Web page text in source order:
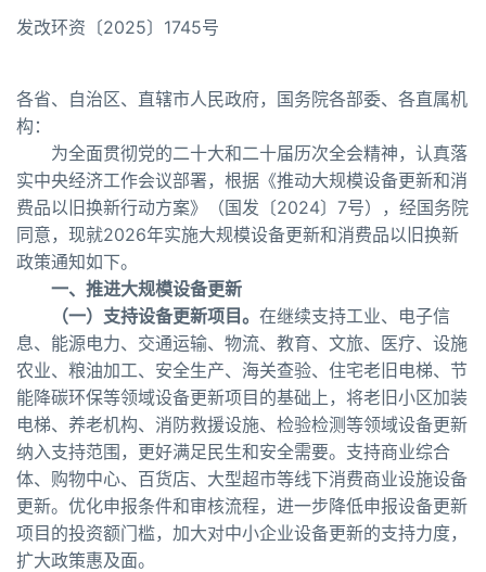
发改环资〔2025〕1745号
各省、自治区、直辖市人民政府，国务院各部委、各直属机
构：
为全面贯彻党的二十大和二十届历次全会精神，认真落
实中央经济工作会议部署，根据《推动大规模设备更新和消
费品以旧换新行动方案》（国发〔2024〕7号），经国务院
同意，现就2026年实施大规模设备更新和消费品以旧换新
政策通知如下。
一、推进大规模设备更新
（一）支持设备更新项目。 在继续支持工业、电子信
息、能源电力、交通运输、物流、教育、文旅、医疗、设施
农业、粮油加工、安全生产、海关查验、住宅老旧电梯、节
能降碳环保等领域设备更新项目的基础上，将老旧小区加装
电梯、养老机构、消防救援设施、检验检测等领域设备更新
纳入支持范围，更好满足民生和安全需要。支持商业综合
体、购物中心、百货店、大型超市等线下消费商业设施设备
更新。优化申报条件和审核流程，进一步降低申报设备更新
项目的投资额门槛，加大对中小企业设备更新的支持力度，
扩大政策惠及面。